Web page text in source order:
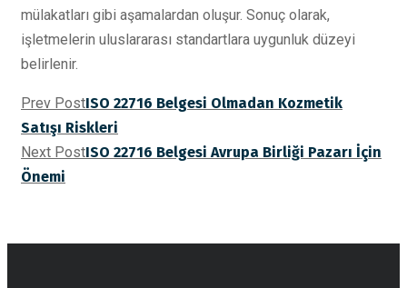
mülakatları gibi aşamalardan oluşur. Sonuç olarak,
işletmelerin uluslararası standartlara uygunluk düzeyi
belirlenir.
Prev PostISO 22716 Belgesi Olmadan Kozmetik
Satışı Riskleri
Next PostISO 22716 Belgesi Avrupa Birliği Pazarı İçin
Önemi